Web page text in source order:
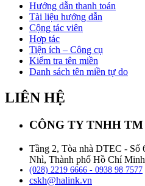
Hướng dẫn thanh toán
Tài liệu hướng dẫn
Cộng tác viên
Hợp tác
Tiện ích – Công cụ
Kiểm tra tên miền
Danh sách tên miền tự do
LIÊN HỆ
CÔNG TY TNHH
Tầng 2, Tòa nhà DTEC - Số
Nhì, Thành phố Hồ Chí Minh
(028) 2219 6666 - 0938 98 7577
cskh@halink.vn